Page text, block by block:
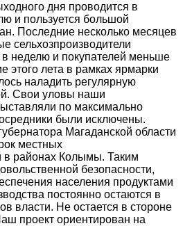
дня проводится в
и пользуется большой
Последние несколько месяцев
сельхозпроизводители
неделю и покупателей меньше
этого лета в рамках ярмарки
наладить регулярную
Свои уловы наши
по максимально
были исключены.
Магаданской области
местных
в районах Колымы. Таким
безопасности,
населения продуктами
постоянно остаются в
власти. Не остается в стороне
проект ориентирован на